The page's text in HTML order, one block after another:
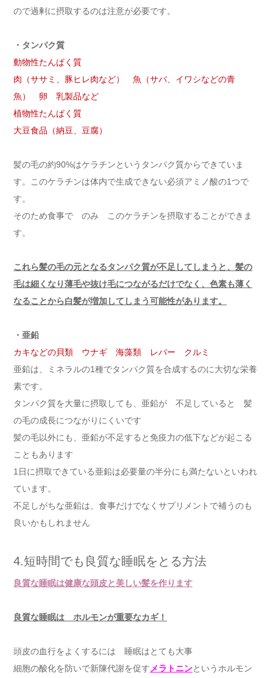
ので過剰に摂取するのは注意が必要です。
・タンパク質
動物性たんぱく質
肉（ササミ、豚ヒレ肉など） 魚（サバ、イワシなどの青
魚） 卵 乳製品など
植物性たんぱく質
大豆食品（納豆、豆腐）
髪の毛の約90%はケラチンというタンパク質からできていま
す。このケラチンは体内で生成できない必須アミノ酸の1つで
す。
そのため食事で のみ このケラチンを摂取することができま
す。
これら髪の毛の元となるタンパク質が不足してしまうと、髪の
毛は細くなり薄毛や抜け毛につながるだけでなく、色素も薄く
なることから白髪が増加してしまう可能性があります。
・亜鉛
カキなどの貝類 ウナギ 海藻類 レバー クルミ
亜鉛は、ミネラルの1種でタンパク質を合成するのに大切な栄養
素です。
タンパク質を大量に摂取しても、亜鉛が 不足していると 髪
の毛の成長につながりにくいです
髪の毛以外にも、亜鉛が不足すると免疫力の低下などが起こる
こともあります
1日に摂取できている亜鉛は必要量の半分にも満たないといわれ
ています。
不足しがちな亜鉛は、食事だけでなくサプリメントで補うのも
良いかもしれません
4.短時間でも良質な睡眠をとる方法
良質な睡眠は健康な頭皮と美しい髪を作ります
良質な睡眠は ホルモンが重要なカギ！
頭皮の血行をよくするには 睡眠はとても大事
細胞の酸化を防いで新陳代謝を促す メラトニンというホルモン